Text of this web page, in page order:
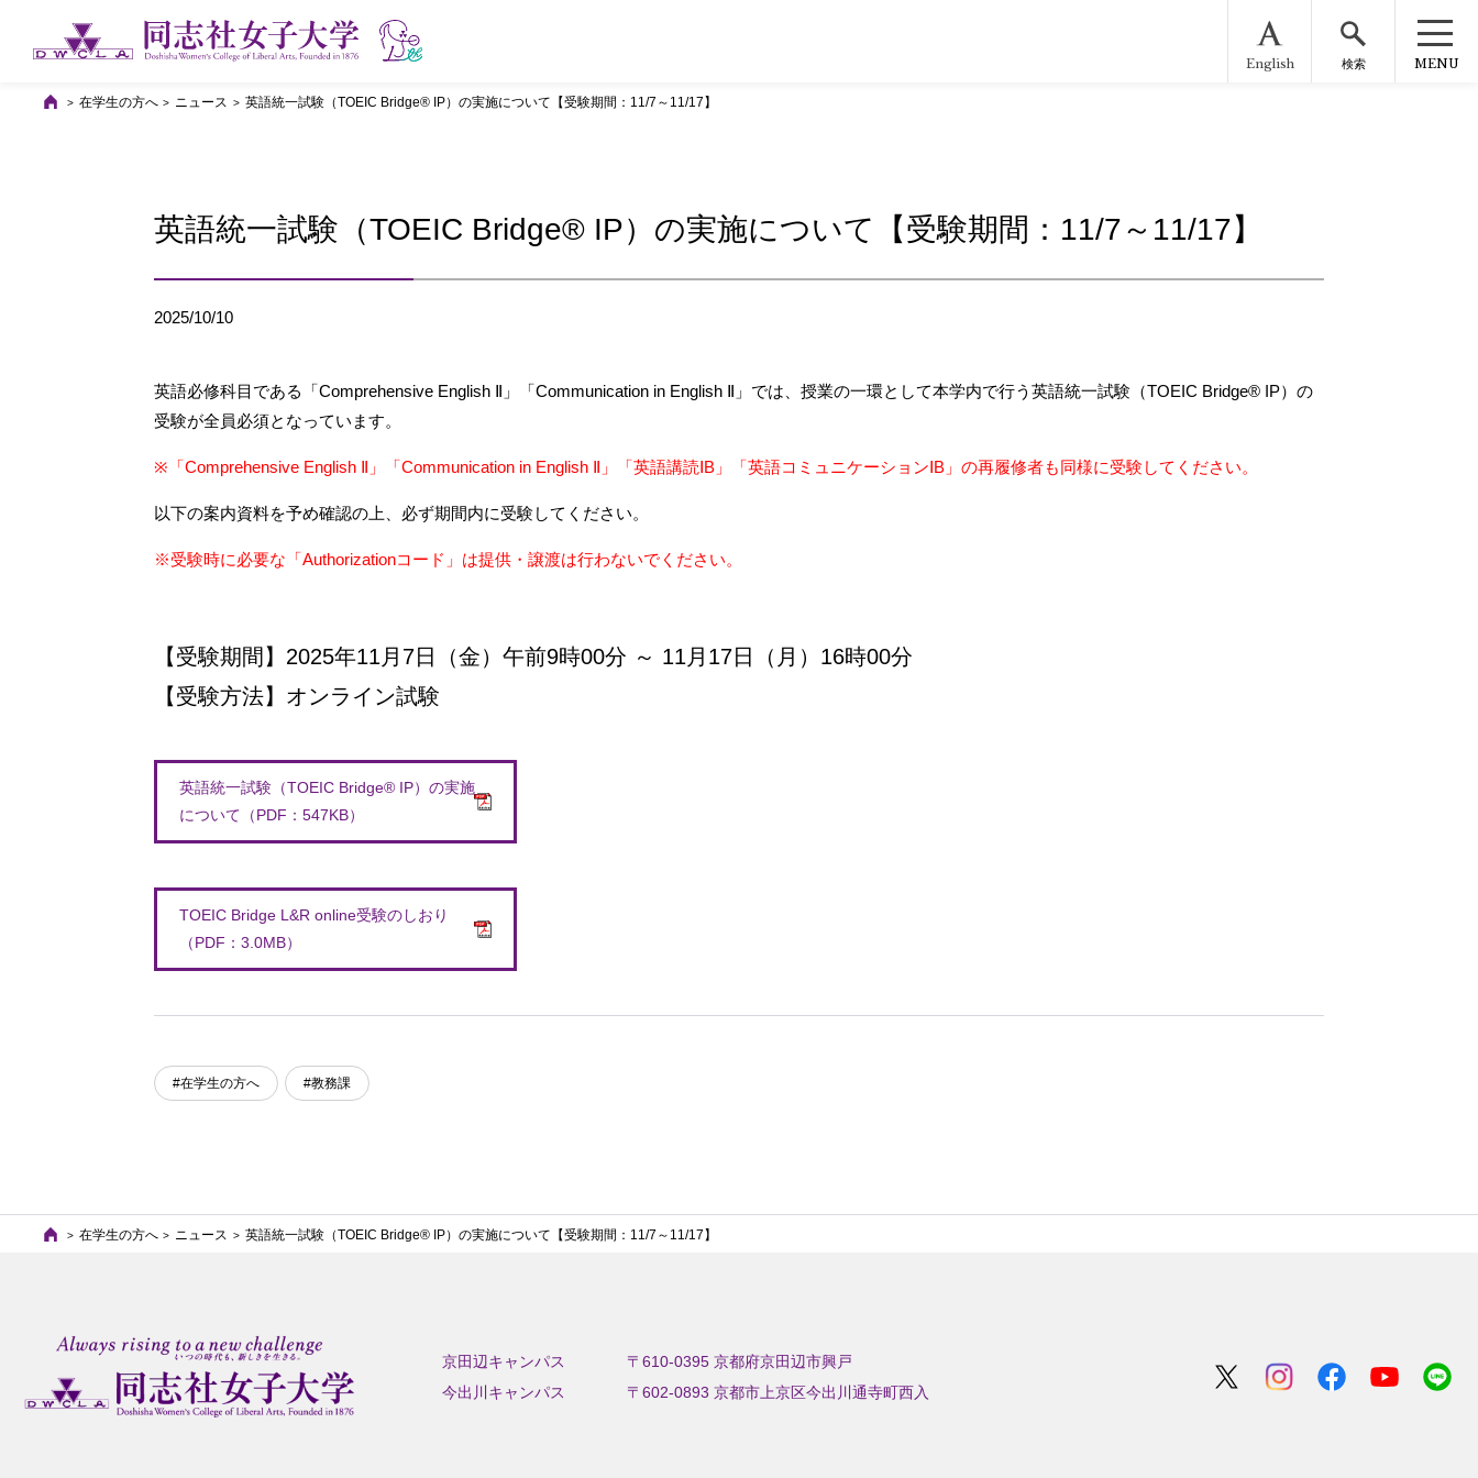
English 検索 MENU
在学生の方へ ニュース 英語統一試験（TOEIC Bridge® IP）の実施について【受験期間：11/7～11/17】
英語統一試験（TOEIC Bridge® IP）の実施について【受験期間：11/7～11/17】
2025/10/10
英語必修科目である「Comprehensive English Ⅱ」「Communication in English Ⅱ」では、授業の一環として本学内で行う英語統一試験（TOEIC Bridge® IP）の
受験が全員必須となっています。
※「Comprehensive English Ⅱ」「Communication in English Ⅱ」「英語講読ⅠB」「英語コミュニケーションⅠB」の再履修者も同様に受験してください。
以下の案内資料を予め確認の上、必ず期間内に受験してください。
※受験時に必要な「Authorizationコード」は提供・譲渡は行わないでください。
【受験期間】2025年11月7日（金）午前9時00分 ～ 11月17日（月）16時00分
【受験方法】オンライン試験
英語統一試験（TOEIC Bridge® IP）の実施
について（PDF：547KB）
TOEIC Bridge L&R online受験のしおり
（PDF：3.0MB）
#在学生の方へ #教務課
在学生の方へ ニュース 英語統一試験（TOEIC Bridge® IP）の実施について【受験期間：11/7～11/17】
京田辺キャンパス
〒610-0395 京都府京田辺市興戸
今出川キャンパス
〒602-0893 京都市上京区今出川通寺町西入